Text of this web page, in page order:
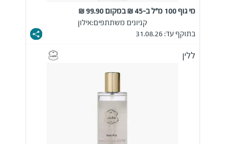
מי גוף 100 מ"ל ב-45 ₪ במקום 99.90 ₪
קניונים משתתפים:אילון
בתוקף עד: 31.08.26
ללין